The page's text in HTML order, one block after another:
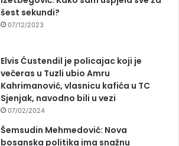
šest sekundi?
07/12/2023
Elvis Ćustendil je policajac koji je
večeras u Tuzli ubio Amru
Kahrimanović, vlasnicu kafića u TC
Sjenjak, navodno bili u vezi
07/02/2024
Šemsudin Mehmedović: Nova
bosanska politika ima snažnu